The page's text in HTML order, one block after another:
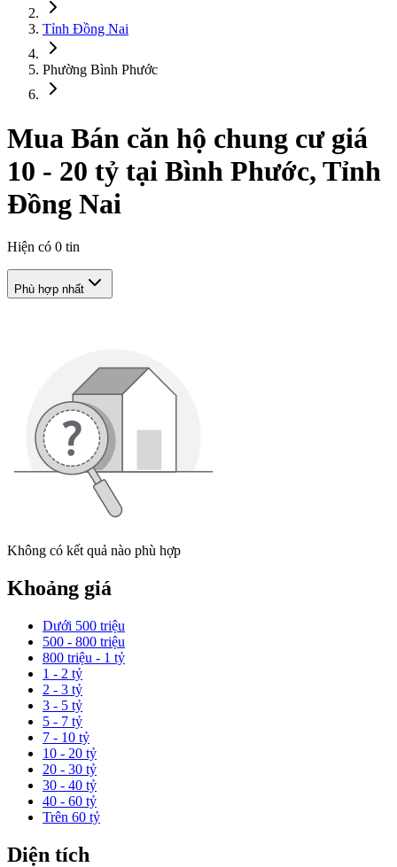
Tỉnh Đồng Nai
Phường Bình Phước
Mua Bán căn hộ chung cư giá
10 - 20 tỷ tại Bình Phước, Tỉnh
Đồng Nai
Hiện có 0 tin
Phù hợp nhất
Không có kết quả nào phù hợp
Khoảng giá
Dưới 500 triệu
500 - 800 triệu
800 triệu - 1 tỷ
1 - 2 tỷ
2 - 3 tỷ
3 - 5 tỷ
5 - 7 tỷ
7 - 10 tỷ
10 - 20 tỷ
20 - 30 tỷ
30 - 40 tỷ
40 - 60 tỷ
Trên 60 tỷ
Diện tích